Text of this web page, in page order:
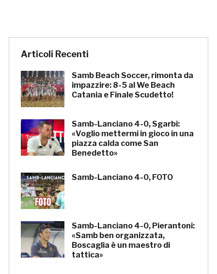
Articoli Recenti
Samb Beach Soccer, rimonta da
impazzire: 8-5 al We Beach
Catania e Finale Scudetto!
Samb-Lanciano 4-0, Sgarbi:
«Voglio mettermi in gioco in una
piazza calda come San
Benedetto»
Samb-Lanciano 4-0, FOTO
Samb-Lanciano 4-0, Pierantoni:
«Samb ben organizzata,
Boscaglia è un maestro di
tattica»